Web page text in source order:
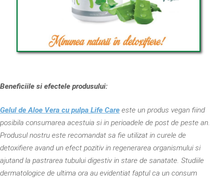
Beneficiile si efectele produsului:
Gelul de Aloe Vera cu pulpa Life Care este un produs vegan fiind
posibila consumarea acestuia si in perioadele de post de peste an.
Produsul nostru este recomandat sa fie utilizat in curele de
detoxifiere avand un efect pozitiv in regenerarea organismului si
ajutand la pastrarea tubului digestiv in stare de sanatate. Studiile
dermatologice de ultima ora au evidentiat faptul ca un consum